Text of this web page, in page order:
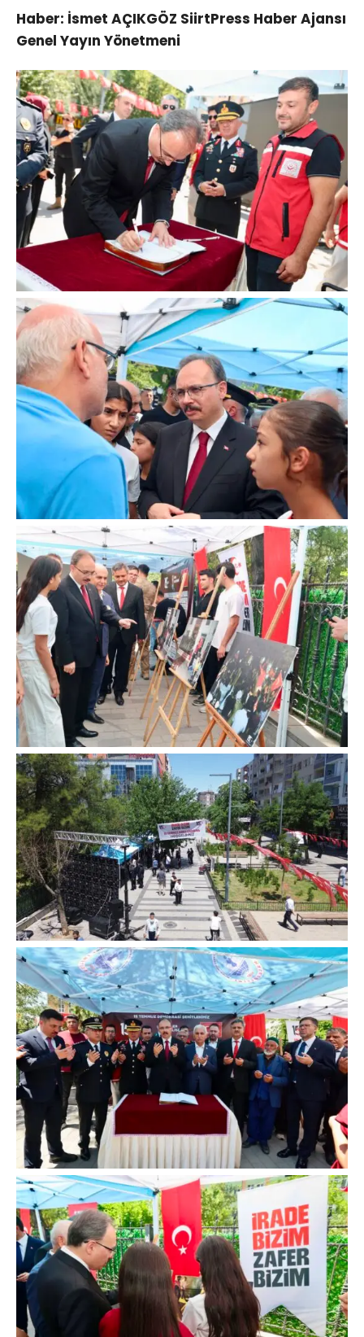
Haber: İsmet AÇIKGÖZ SiirtPress Haber Ajansı
Genel Yayın Yönetmeni